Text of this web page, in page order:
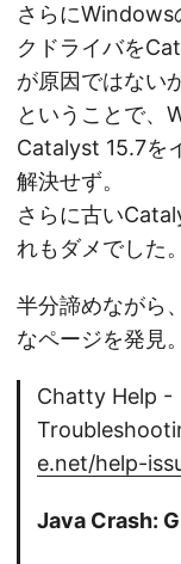
さらにWindows
クドライバを
が原因ではない
ということで、
Catalyst 15.7を
解決せず。
さらに古い
れもダメでした。
半分諦めながら
なページを発見。
Chatty Help -
e.net/help-
Java Crash: